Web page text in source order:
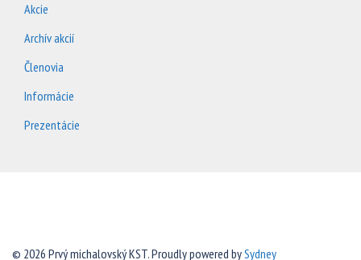
Akcie
Archív akcií
Členovia
Informácie
Prezentácie
© 2026 Prvý michalovský KST. Proudly powered bySydney